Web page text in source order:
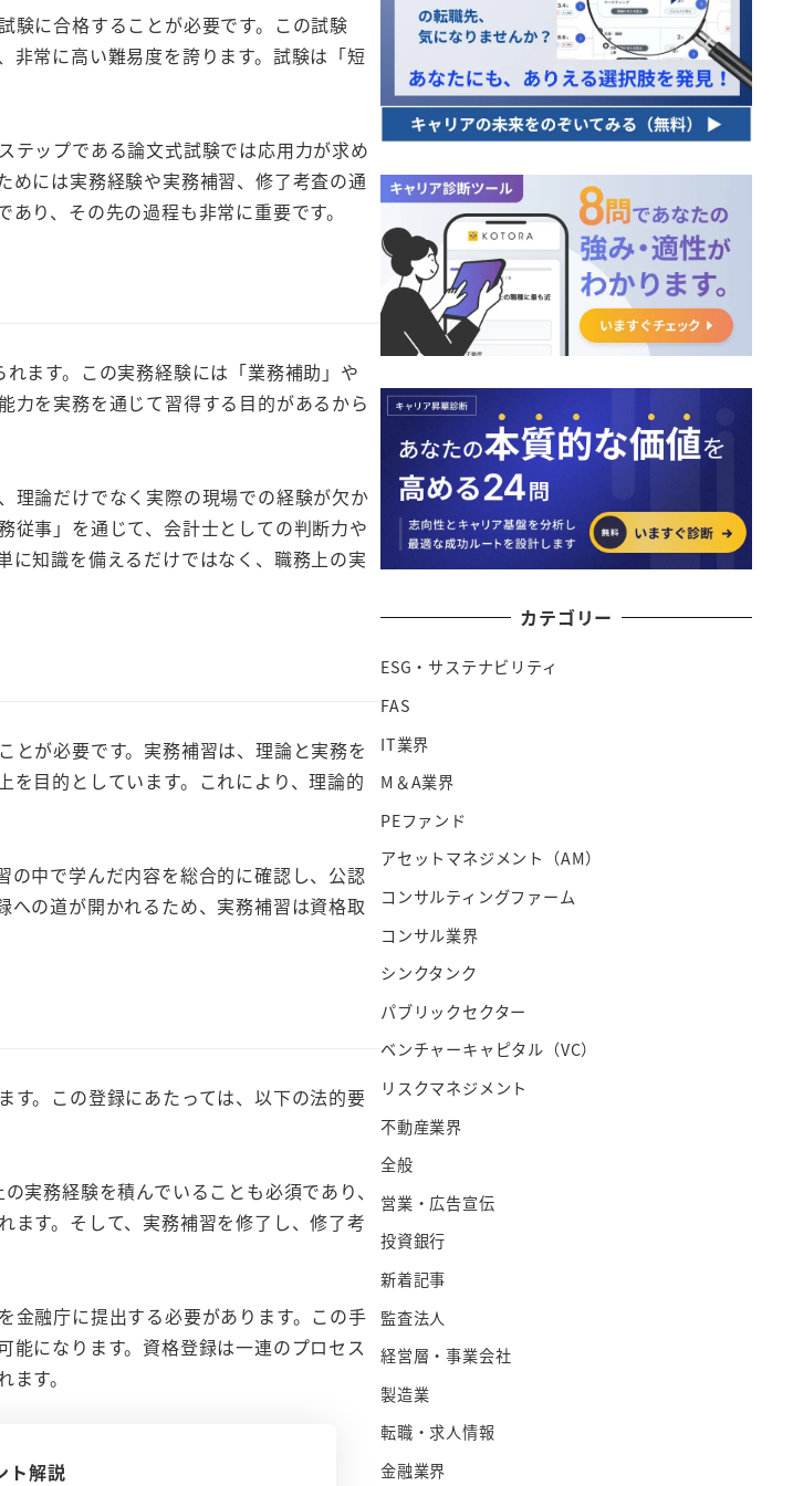
験に合格することが必要です。この試験
非常に高い難易度を誇ります。試験は「短
テップである論文式試験では応用力が求め
めには実務経験や実務補習、修了考査の通
り、その先の過程も非常に重要です。
ます。この実務経験には「業務補助」や
力を実務を通じて習得する目的があるから
理論だけでなく実際の現場での経験が欠か
従事」を通じて、会計士としての判断力や
に知識を備えるだけではなく、職務上の実
とが必要です。実務補習は、理論と実務を
目的としています。これにより、理論的
の中で学んだ内容を総合的に確認し、公認
の道が開かれるため、実務補習は資格取
す。この登録にあたっては、以下の法的要
実務経験を積んでいることも必須であり、
ます。そして、実務補習を修了し、修了考
金融庁に提出する必要があります。この手
になります。資格登録は一連のプロセス
す。
ト解説
カテゴリー
ESG・サステナビリティ
FAS
IT業界
M＆A業界
PEファンド
アセットマネジメント（AM）
コンサルティングファーム
コンサル業界
シンクタンク
パブリックセクター
ベンチャーキャピタル（VC）
リスクマネジメント
不動産業界
全般
営業・広告宣伝
投資銀行
新着記事
監査法人
経営層・事業会社
製造業
転職・求人情報
金融業界